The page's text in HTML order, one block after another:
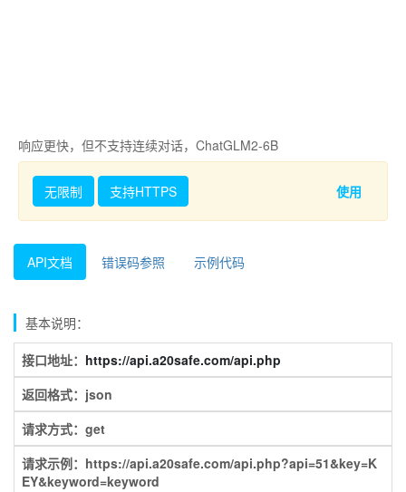
响应更快，但不支持连续对话，ChatGLM2-6B
无限制 支持HTTPS 使用
API文档 错误码参照 示例代码
基本说明：
接口地址： https://api.a20safe.com/api.php
返回格式：json
请求方式：get
请求示例：https://api.a20safe.com/api.php?api=51&key=K
EY&keyword=keyword